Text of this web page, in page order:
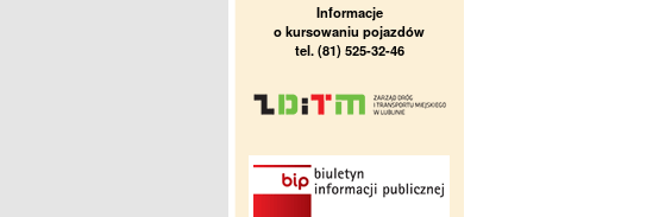
Informacje
o kursowaniu pojazdów
tel. (81) 525-32-46